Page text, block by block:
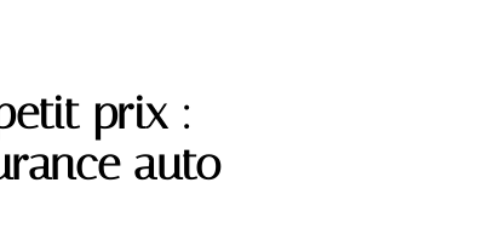
prix :
auto